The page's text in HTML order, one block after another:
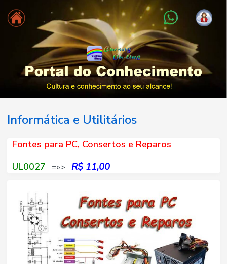
Informática e Utilitários
Fontes para PC, Consertos e Reparos
UL0027 =»> R$ 11,00